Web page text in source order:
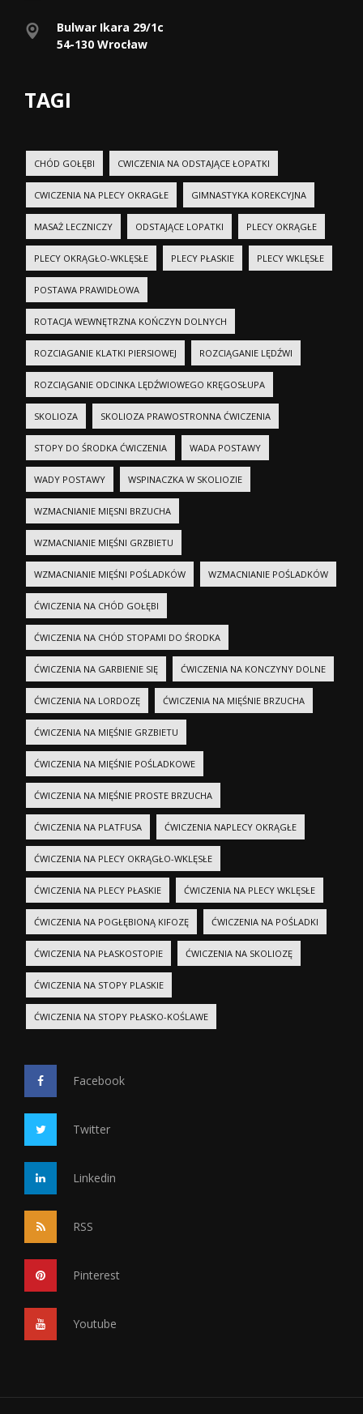
Bulwar Ikara 29/1c
54-130 Wrocław
TAGI
CHÓD GOŁĘBI CWICZENIA NA ODSTAJĄCE ŁOPATKI
CWICZENIA NA PLECY OKRAGŁE GIMNASTYKA KOREKCYJNA
MASAŻ LECZNICZY ODSTAJĄCE LOPATKI PLECY OKRĄGŁE
PLECY OKRĄGŁO-WKLĘSŁE PLECY PŁASKIE PLECY WKLĘSŁE
POSTAWA PRAWIDŁOWA
ROTACJA WEWNĘTRZNA KOŃCZYN DOLNYCH
ROZCIAGANIE KLATKI PIERSIOWEJ ROZCIĄGANIE LĘDŹWI
ROZCIĄGANIE ODCINKA LĘDŹWIOWEGO KRĘGOSŁUPA
SKOLIOZA SKOLIOZA PRAWOSTRONNA ĆWICZENIA
STOPY DO ŚRODKA ĆWICZENIA WADA POSTAWY
WADY POSTAWY WSPINACZKA W SKOLIOZIE
WZMACNIANIE MIĘSNI BRZUCHA
WZMACNIANIE MIĘŚNI GRZBIETU
WZMACNIANIE MIĘŚNI POŚLADKÓW WZMACNIANIE POŚLADKÓW
ĆWICZENIA NA CHÓD GOŁĘBI
ĆWICZENIA NA CHÓD STOPAMI DO ŚRODKA
ĆWICZENIA NA GARBIENIE SIĘ ĆWICZENIA NA KONCZYNY DOLNE
ĆWICZENIA NA LORDOZĘ ĆWICZENIA NA MIĘŚNIE BRZUCHA
ĆWICZENIA NA MIĘŚNIE GRZBIETU
ĆWICZENIA NA MIĘŚNIE POŚLADKOWE
ĆWICZENIA NA MIĘŚNIE PROSTE BRZUCHA
ĆWICZENIA NA PLATFUSA ĆWICZENIA NAPLECY OKRĄGŁE
ĆWICZENIA NA PLECY OKRĄGŁO-WKLĘSŁE
ĆWICZENIA NA PLECY PŁASKIE ĆWICZENIA NA PLECY WKLĘSŁE
ĆWICZENIA NA POGŁĘBIONĄ KIFOZĘ ĆWICZENIA NA POŚLADKI
ĆWICZENIA NA PŁASKOSTOPIE ĆWICZENIA NA SKOLIOZĘ
ĆWICZENIA NA STOPY PLASKIE
ĆWICZENIA NA STOPY PŁASKO-KOŚLAWE
Facebook
Twitter
Linkedin
RSS
Pinterest
Youtube